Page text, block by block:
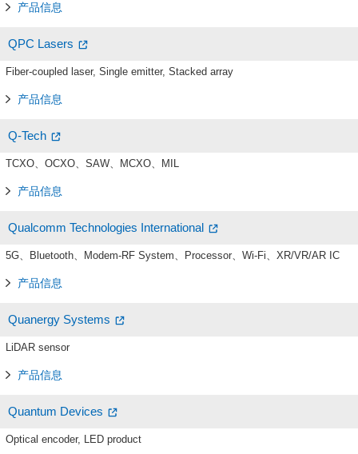
产品信息
QPC Lasers
Fiber-coupled laser, Single emitter, Stacked array
产品信息
Q-Tech
TCXO、OCXO、SAW、MCXO、MIL
产品信息
Qualcomm Technologies International
5G、Bluetooth、Modem-RF System、Processor、Wi-Fi、XR/VR/AR IC
产品信息
Quanergy Systems
LiDAR sensor
产品信息
Quantum Devices
Optical encoder, LED product